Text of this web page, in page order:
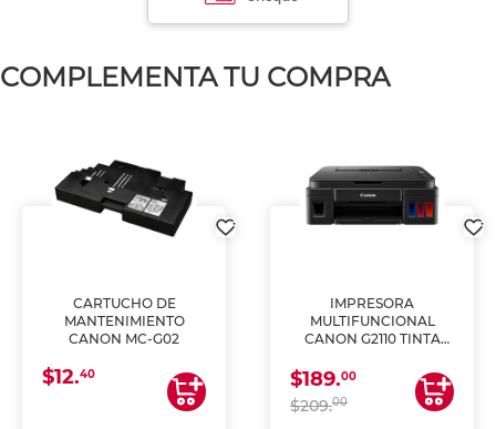
COMPLEMENTA TU COMPRA
CARTUCHO DE
MANTENIMIENTO
CANON MC-G02
$12.40
IMPRESORA
MULTIFUNCIONAL
CANON G2110 TINTA
$189.00
$209.00